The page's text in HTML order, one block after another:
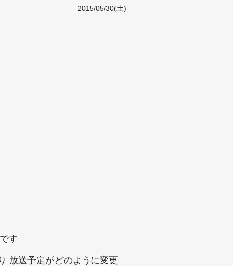
2015/05/30(土)
す
放送予定がどのように変更